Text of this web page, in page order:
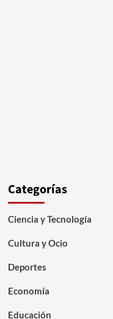
Categorías
Ciencia y Tecnología
Cultura y Ocio
Deportes
Economía
Educación